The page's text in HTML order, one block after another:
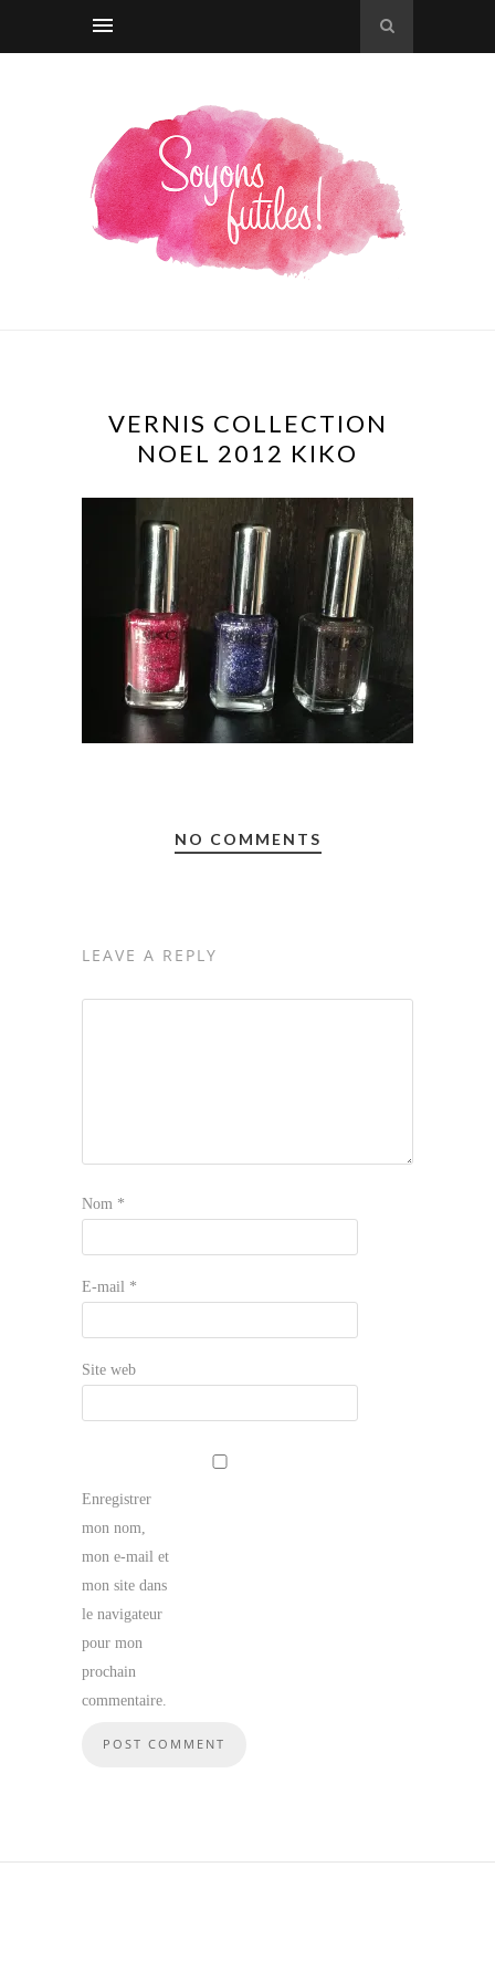
VERNIS COLLECTION
NOEL 2012 KIKO
NO COMMENTS
LEAVE A REPLY
Nom *
E-mail *
Site web
Enregistrer
mon nom,
mon e-mail et
mon site dans
le navigateur
pour mon
prochain
commentaire.